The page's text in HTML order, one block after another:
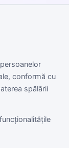
conformă cu
spălării